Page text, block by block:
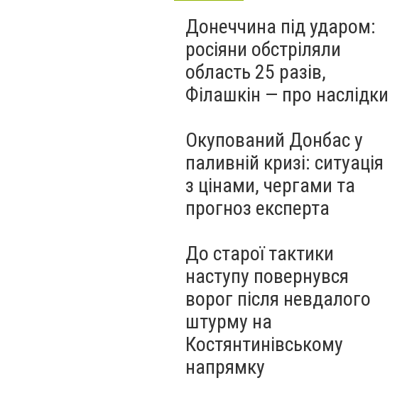
Донеччина під ударом:
росіяни обстріляли
область 25 разів,
Філашкін — про наслідки
Окупований Донбас у
паливній кризі: ситуація
з цінами, чергами та
прогноз експерта
До старої тактики
наступу повернувся
ворог після невдалого
штурму на
Костянтинівському
напрямку